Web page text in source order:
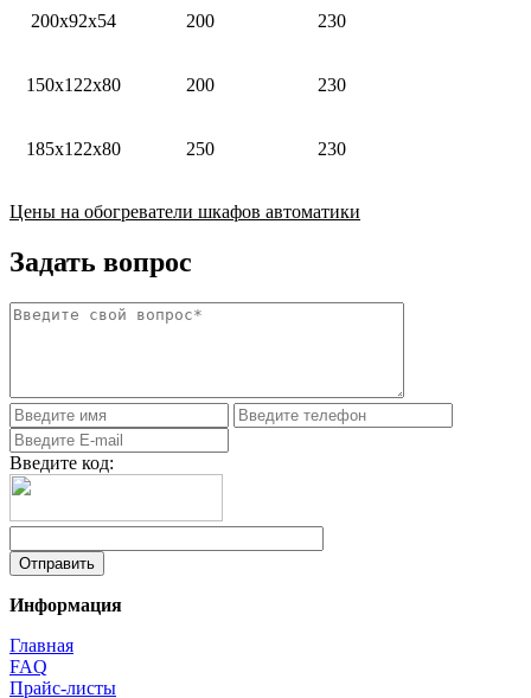
200х92х54 200 230
150х122х80 200 230
185х122х80 250 230
Цены на обогреватели шкафов автоматики
Задать вопрос
Введите код:
Информация
Главная
FAQ
Прайс-листы